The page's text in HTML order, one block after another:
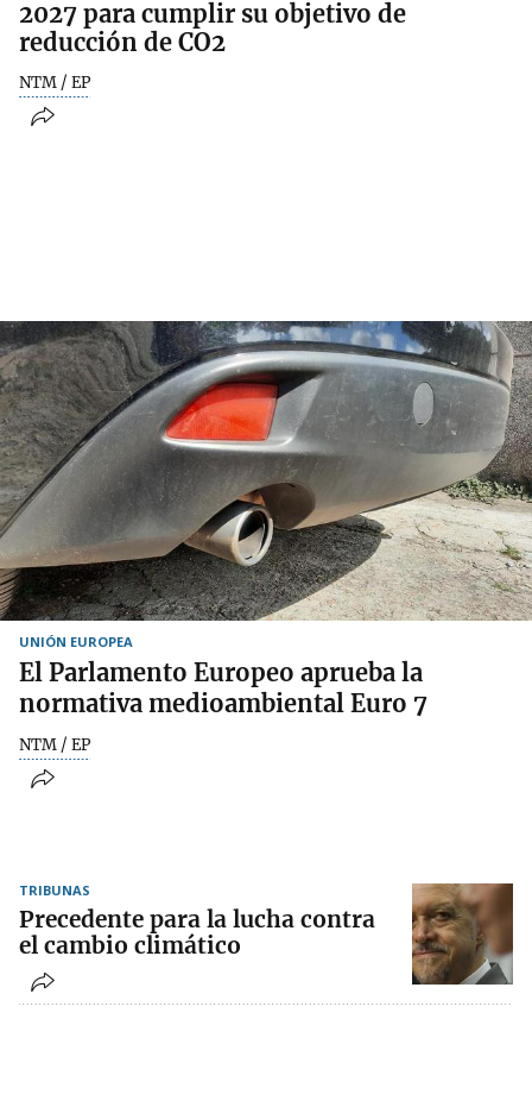
2027 para cumplir su objetivo de
reducción de CO2
NTM / EP
UNIÓN EUROPEA
El Parlamento Europeo aprueba la
normativa medioambiental Euro 7
NTM / EP
TRIBUNAS
Precedente para la lucha contra
el cambio climático